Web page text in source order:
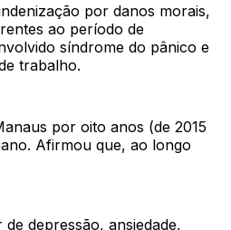
por danos morais,
ao período de
síndrome do pânico e
trabalho.
por oito anos (de 2015
Afirmou que, ao longo
depressão, ansiedade,